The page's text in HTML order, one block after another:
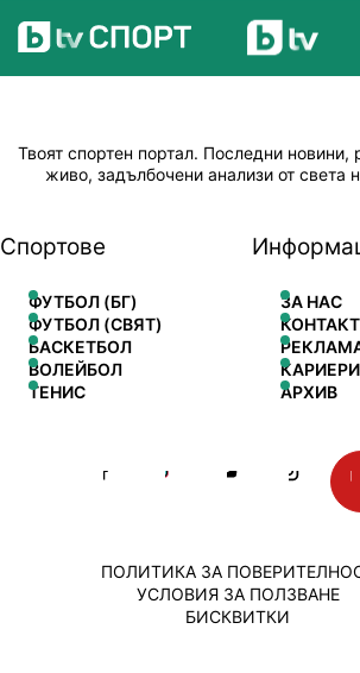
Твоят спортен портал. Последни новини,
живо, задълбочени анализи от света
Спортове
ФУТБОЛ (БГ)
ФУТБОЛ (СВЯТ)
БАСКЕТБОЛ
ВОЛЕЙБОЛ
ТЕНИС
ЗА НАС
КАРИЕРИ
АРХИВ
ПОЛИТИКА ЗА
УСЛОВИЯ ЗА ПОЛЗВАНЕ
БИСКВИТКИ